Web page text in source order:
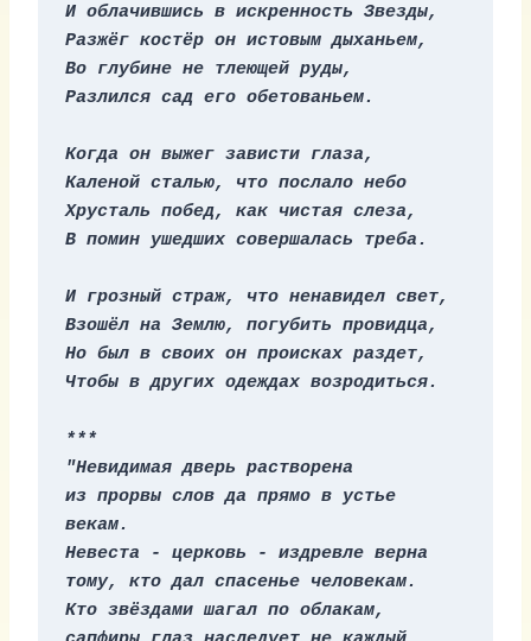
И облачившись в искренность Звезды,
Разжёг костёр он истовым дыханьем,
Во глубине не тлеющей руды,
Разлился сад его обетованьем.
Когда он выжег зависти глаза,
Каленой сталью, что послало небо
Хрусталь побед, как чистая слеза,
В помин ушедших совершалась треба.
И грозный страж, что ненавидел свет,
Взошёл на Землю, погубить провидца,
Но был в своих он происках раздет,
Чтобы в других одеждах возродиться.
***
"Невидимая дверь растворена
из прорвы слов да прямо в устье
векам.
Невеста - церковь - издревле верна
тому, кто дал спасенье человекам.
Кто звёздами шагал по облакам,